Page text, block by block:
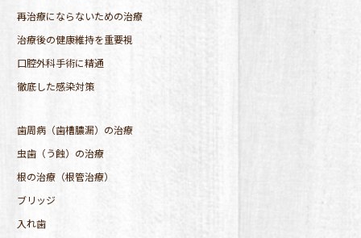
再治療にならないための治療
治療後の健康維持を重要視
口腔外科手術に精通
徹底した感染対策
歯周病（歯槽膿漏）の治療
虫歯（う蝕）の治療
根の治療（根管治療）
ブリッジ
入れ歯